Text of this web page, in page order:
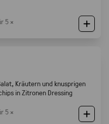
5 ×
Kräutern und knusprigen
in Zitronen Dressing
5 ×